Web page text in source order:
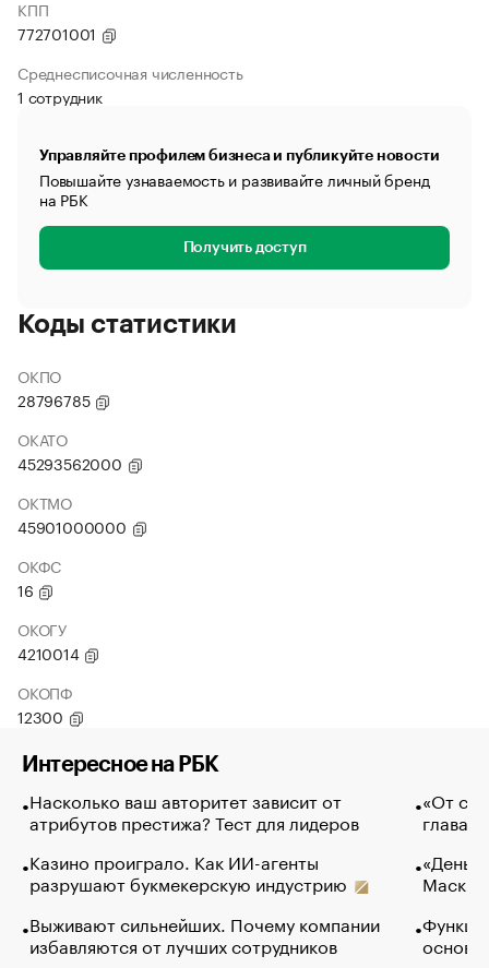
КПП
772701001
Среднесписочная численность
1 сотрудник
Управляйте профилем бизнеса и публикуйте новости
Повышайте узнаваемость и развивайте личный бренд
на РБК
Получить доступ
Коды статистики
ОКПО
28796785
ОКАТО
45293562000
ОКТМО
45901000000
ОКФС
16
ОКОГУ
4210014
ОКОПФ
12300
Интересное на РБК
Насколько ваш авторитет зависит от
атрибутов престижа? Тест для лидеров
Казино проиграло. Как ИИ-агенты
разрушают букмекерскую индустрию
Выживают сильнейших. Почему компании
избавляются от лучших сотрудников
«От
глава
Маск в
основ